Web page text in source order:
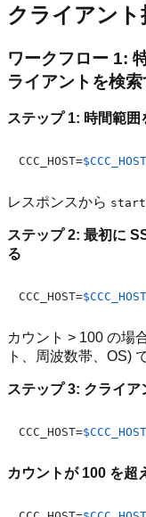
クライアン
ワークフロー 1:
ライアントを検索
ステップ 1: 時間範囲
CCC_HOST=$CCC_HOST
レスポンスから
ステップ 2: 最初に
る
CCC_HOST=$CCC_HOST
カウント > 100 の場
ト、周波数帯、OS)
ステップ 3: クライ
CCC_HOST=$CCC_HOST
カウントが 100 を超